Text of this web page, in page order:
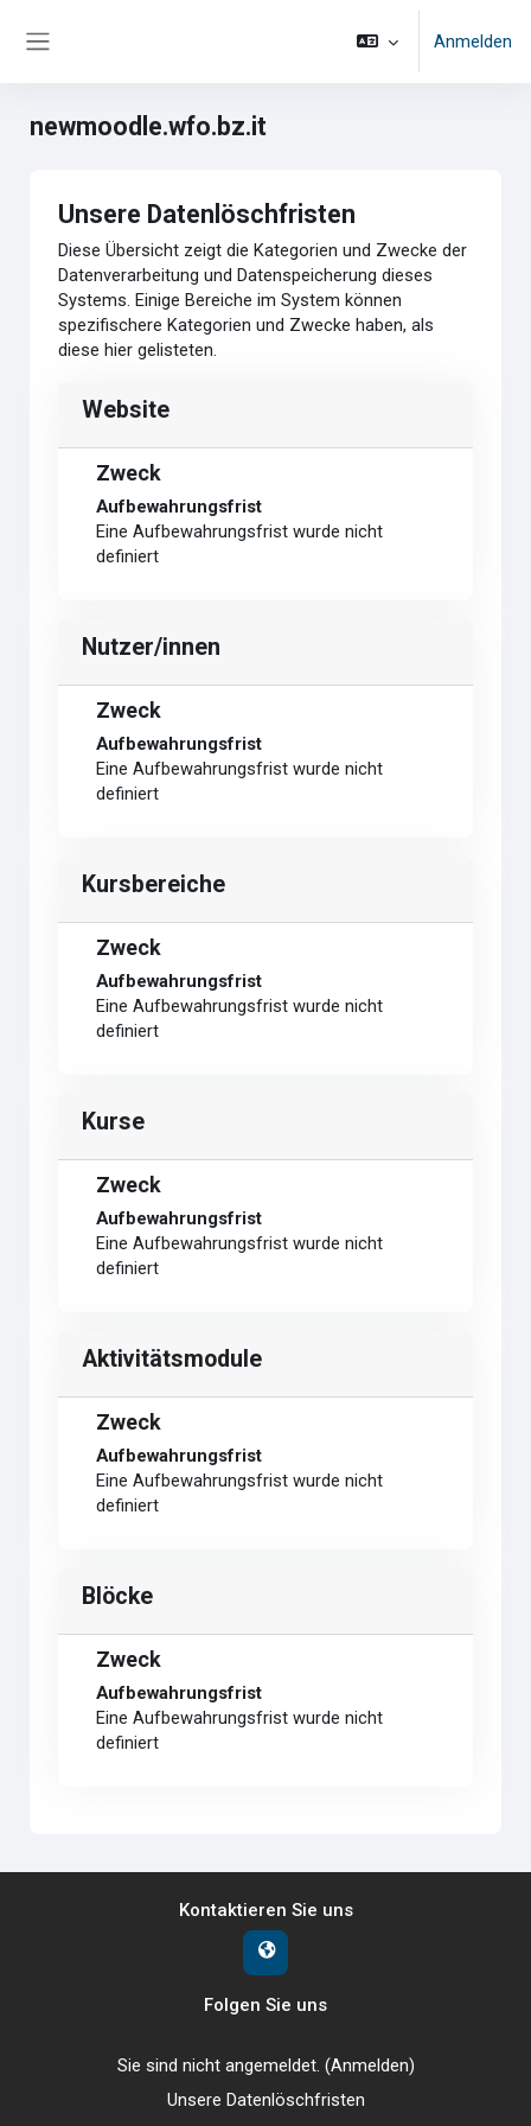
Anmelden
newmoodle.wfo.bz.it
Unsere Datenlöschfristen
Diese Übersicht zeigt die Kategorien und Zwecke der
Datenverarbeitung und Datenspeicherung dieses
Systems. Einige Bereiche im System können
spezifischere Kategorien und Zwecke haben, als
diese hier gelisteten.
Website
Zweck
Aufbewahrungsfrist
Eine Aufbewahrungsfrist wurde nicht
definiert
Nutzer/innen
Zweck
Aufbewahrungsfrist
Eine Aufbewahrungsfrist wurde nicht
definiert
Kursbereiche
Zweck
Aufbewahrungsfrist
Eine Aufbewahrungsfrist wurde nicht
definiert
Kurse
Zweck
Aufbewahrungsfrist
Eine Aufbewahrungsfrist wurde nicht
definiert
Aktivitätsmodule
Zweck
Aufbewahrungsfrist
Eine Aufbewahrungsfrist wurde nicht
definiert
Blöcke
Zweck
Aufbewahrungsfrist
Eine Aufbewahrungsfrist wurde nicht
definiert
Kontaktieren Sie uns
Folgen Sie uns
Sie sind nicht angemeldet. (Anmelden)
Unsere Datenlöschfristen